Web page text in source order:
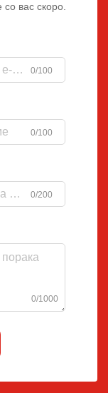
вас скоро.
0/100
0/100
0/200
0/1000